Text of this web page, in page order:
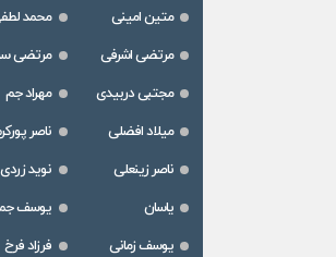
متین امینی
محمد
مرتضی اشرفی
مرتضی
مجتبی دربیدی
مهراد جم
میلاد افضلی
ناصر
ناصر زینعلی
نوید زردی
یاسان
یوسف
یوسف زمانی
فرزاد فرخ